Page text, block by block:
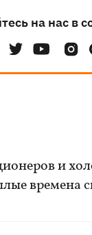
на нас в
и
времена